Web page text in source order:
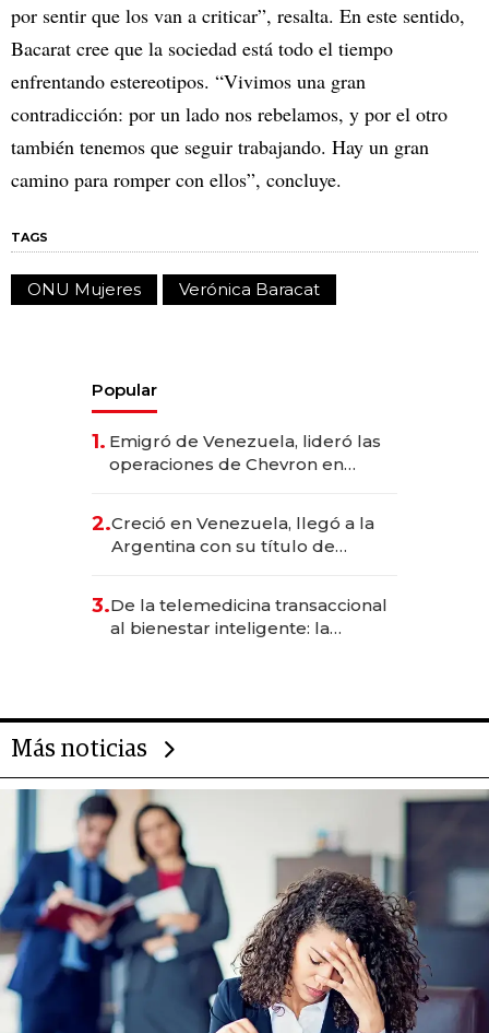
por sentir que los van a criticar”, resalta. En este sentido,
Bacarat cree que la sociedad está todo el tiempo
enfrentando estereotipos. “Vivimos una gran
contradicción: por un lado nos rebelamos, y por el otro
también tenemos que seguir trabajando. Hay un gran
camino para romper con ellos”, concluye.
TAGS
ONU Mujeres Verónica Baracat
Popular
1. Emigró de Venezuela, lideró las
operaciones de Chevron en
2.Creció en Venezuela, llegó a la
Argentina con su título de
las marcas "fast premium"
3.De la telemedicina transaccional
al bienestar inteligente: la
Más noticias